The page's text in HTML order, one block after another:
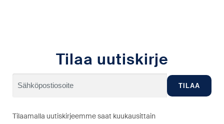
Tilaa uutiskirje
Tilaamalla uutiskirjeemme saat kuukausittain